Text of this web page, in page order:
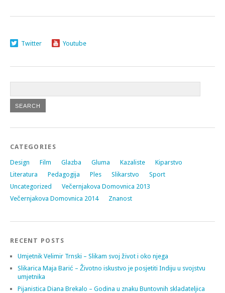
Twitter Youtube
CATEGORIES
Design Film Glazba Gluma Kazaliste
Kiparstvo
Literatura
Pedagogija Ples Slikarstvo
Sport
Uncategorized
Večernjakova Domovnica 2013
Večernjakova Domovnica 2014
Znanost
RECENT POSTS
Umjetnik Velimir Trnski – Slikam svoj život i oko njega
Slikarica Maja Barić – Životno iskustvo je posjetiti Indiju u svojstvu
umjetnika
Pijanistica Diana Brekalo – Godina u znaku Buntovnih skladateljica